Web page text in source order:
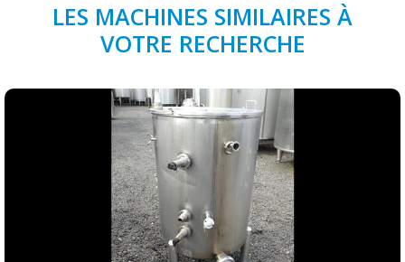
LES MACHINES SIMILAIRES À
VOTRE RECHERCHE